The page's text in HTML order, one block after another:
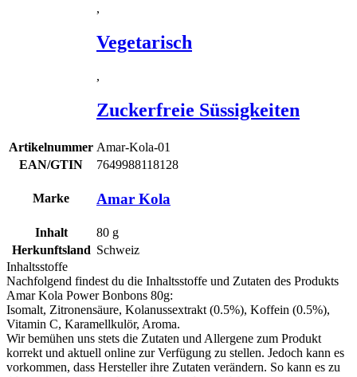
,
Vegetarisch
,
Zuckerfreie Süssigkeiten
Artikelnummer Amar-Kola-01
EAN/GTIN
7649988118128
Marke Amar Kola
Inhalt 80 g
Herkunftsland Schweiz
Inhaltsstoffe
Nachfolgend findest du die Inhaltsstoffe und Zutaten des Produkts
Amar Kola Power Bonbons 80g:
Isomalt, Zitronensäure, Kolanussextrakt (0.5%), Koffein (0.5%),
Vitamin C, Karamellkulör, Aroma.
Wir bemühen uns stets die Zutaten und Allergene zum Produkt
korrekt und aktuell online zur Verfügung zu stellen. Jedoch kann es
vorkommen, dass Hersteller ihre Zutaten verändern. So kann es zu